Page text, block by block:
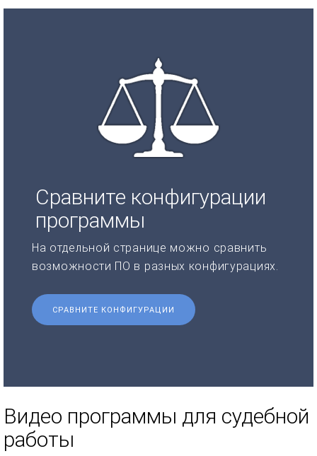
Сравните конфигурации
программы
На отдельной странице можно сравнить
возможности ПО в разных конфигурациях.
СРАВНИТЕ КОНФИГУРАЦИИ
Видео программы для судебной
работы